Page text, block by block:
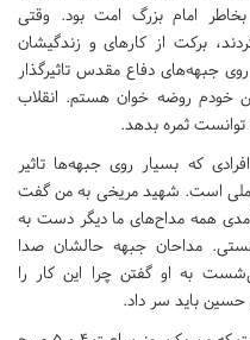
بخاطر امام بزرگ امت بود. وقتی
برکت از کارهای و زندگیشان
جبهه‌های دفاع مقدس تاثیرگذار
خودم روضه خوان هستم. انقلاب
ثمره بدهد.
که بسیار روی جبهه‌ها تاثیر
ملی است. شهید مریخی به من گفت
همه مداح‌های ما دیگر دست به
مداحان جبهه حالشان صدا
به او گفتن چرا این کار را
باید سر داد.